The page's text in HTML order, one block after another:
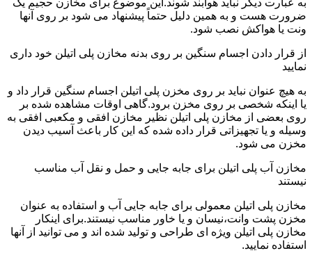
ضرورت هست و به همین دلیل حتماً پیشنهاد می شود بر روی آنها
ونت یا هواکش نصب شود.
از قرار دادن اجسام سنگین بر روی بدنه مخازن پلی اتیلن خود داری
نمایید
به هیچ عنوان نباید بر روی مخزن پلی اتیلن اجسام سنگین قرار داد و
یا اینکه شخصی بر روی مخزن برود.گاهی اوقات مشاهده شده بر
روی بعضی از مخازن پلی اتیلن نظیر مخازن افقی و مکعبی افقی به
وسیله و یا تجهیزاتی قرار داده شده که این کار باعث آسیب دیدن
مخزن می شود.
مخازن آب پلی اتیلن برای جابه جایی و حمل و نقل آب مناسب
نیستند
مخازن پلی اتیلن معمولی برای جابه جایی آب و استفاده به عنوان
مخزن پشت وانت،نیسان و یا خاور مناسب نیستند.برای اینکار
مخازن پلی اتیلن ویژه ای طراحی و تولید شده اند و می توانید از آنها
استفاده نمایید.